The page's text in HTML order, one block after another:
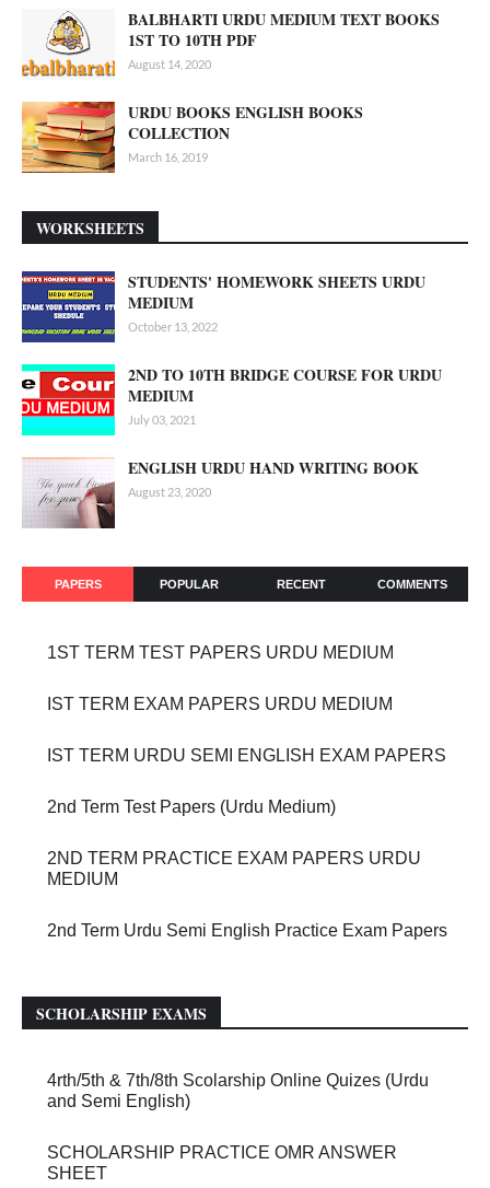
BALBHARTI URDU MEDIUM TEXT BOOKS
1ST TO 10TH PDF
August 14, 2020
URDU BOOKS ENGLISH BOOKS
COLLECTION
March 16, 2019
WORKSHEETS
STUDENTS' HOMEWORK SHEETS URDU
MEDIUM
October 13, 2022
2ND TO 10TH BRIDGE COURSE FOR URDU
MEDIUM
July 03, 2021
ENGLISH URDU HAND WRITING BOOK
August 23, 2020
PAPERS POPULAR RECENT COMMENTS
1ST TERM TEST PAPERS URDU MEDIUM
IST TERM EXAM PAPERS URDU MEDIUM
IST TERM URDU SEMI ENGLISH EXAM PAPERS
2nd Term Test Papers (Urdu Medium)
2ND TERM PRACTICE EXAM PAPERS URDU
MEDIUM
2nd Term Urdu Semi English Practice Exam Papers
SCHOLARSHIP EXAMS
4rth/5th & 7th/8th Scolarship Online Quizes (Urdu
and Semi English)
SCHOLARSHIP PRACTICE OMR ANSWER
SHEET